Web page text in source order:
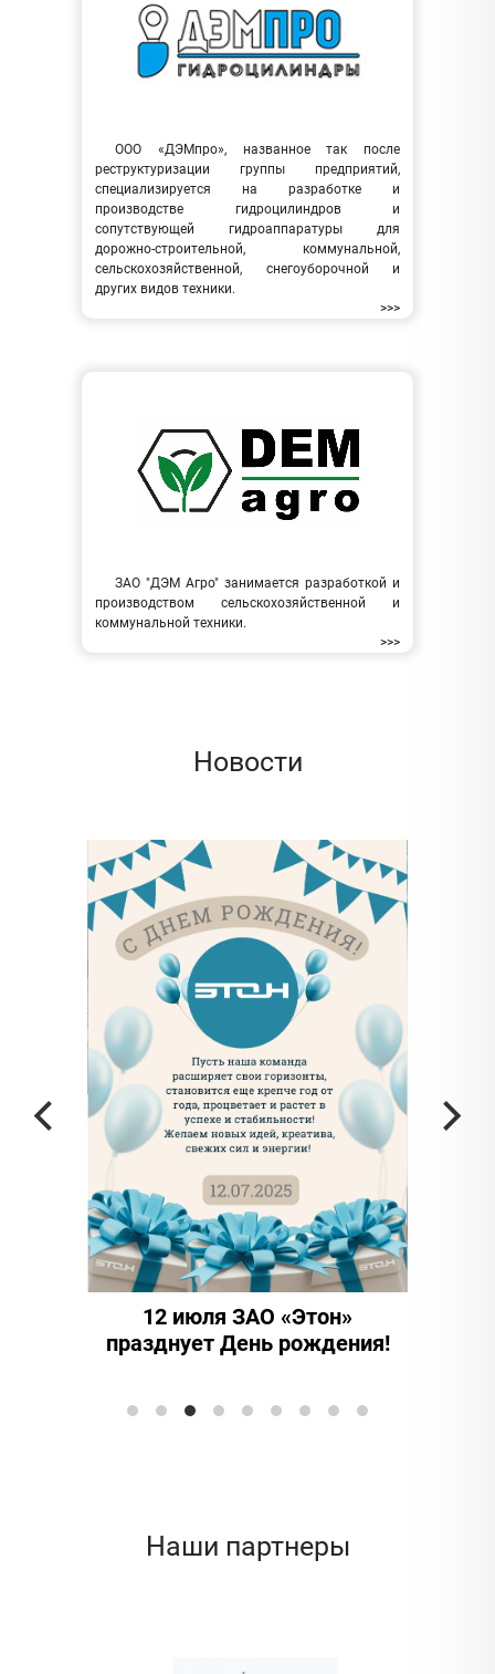
ООО «ДЭМпро», названное так после
реструктуризации группы предприятий,
специализируется на разработке и
производстве гидроцилиндров и
сопутствующей гидроаппаратуры для
дорожно-строительной, коммунальной,
сельскохозяйственной, снегоуборочной и
других видов техники.
>>>
ЗАО "ДЭМ Агро" занимается разработкой и
производством сельскохозяйственной и
коммунальной техники.
>>>
Новости
12 июля ЗАО «Этон»
празднует День рождения!
Наши партнеры